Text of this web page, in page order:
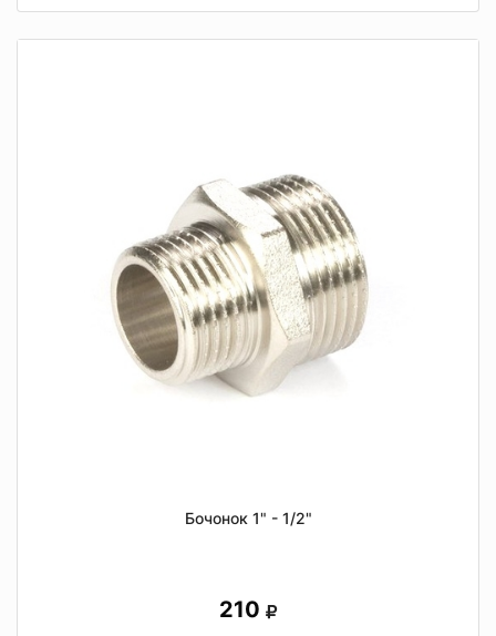
Бочонок 1" - 1/2"
210